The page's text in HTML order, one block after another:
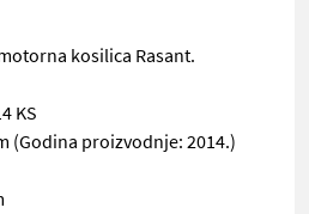
kosilica Rasant.
KS
(Godina proizvodnje: 2014.)